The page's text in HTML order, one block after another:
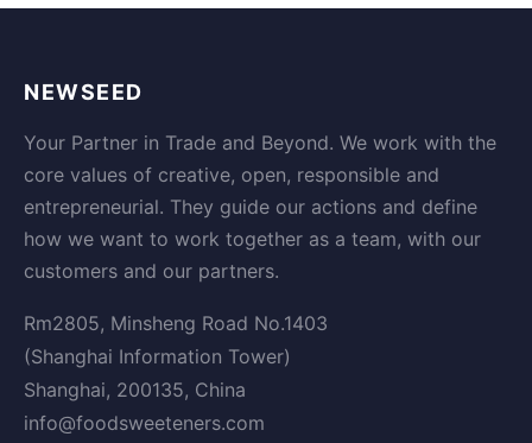
NEWSEED
Your Partner in Trade and Beyond. We work with the
core values of creative, open, responsible and
entrepreneurial. They guide our actions and define
how we want to work together as a team, with our
customers and our partners.
Rm2805, Minsheng Road No.1403
(Shanghai Information Tower)
Shanghai, 200135, China
info@foodsweeteners.com